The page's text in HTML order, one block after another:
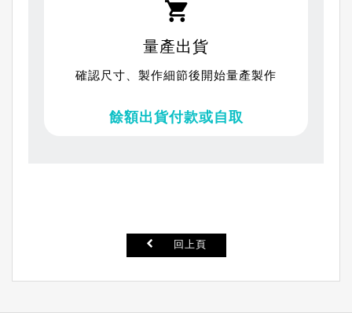
量產出貨
確認尺寸、製作細節後開始量產製作
餘額出貨付款或自取
回上頁